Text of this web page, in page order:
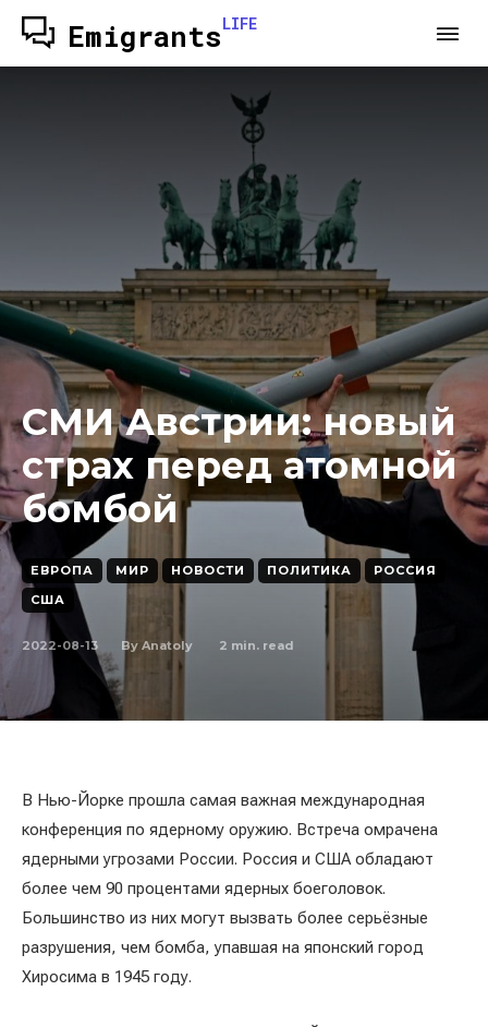
EmigrantsLIFE
СМИ Австрии: новый
страх перед атомной
бомбой
ЕВРОПА МИР НОВОСТИ ПОЛИТИКА
РОССИЯ
США
2022-08-13 By Anatoly 2 min. read
В Нью-Йорке прошла самая важная международная
конференция по ядерному оружию. Встреча омрачена
ядерными угрозами России. Россия и США обладают
более чем 90 процентами ядерных боеголовок.
Большинство из них могут вызвать более серьёзные
разрушения, чем бомба, упавшая на японский город
Хиросима в 1945 году.